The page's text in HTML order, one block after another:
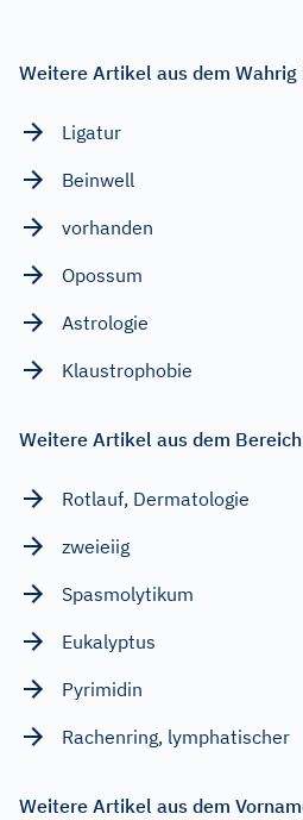
Weitere Artikel aus dem
Ligatur
Beinwell
vorhanden
Opossum
Astrologie
Klaustrophobie
Weitere Artikel aus dem
Rotlauf, Dermatologie
zweieiig
Spasmolytikum
Eukalyptus
Pyrimidin
Rachenring, lymphatischer
Weitere Artikel aus dem